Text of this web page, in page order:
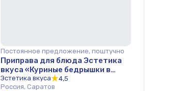
Постоянное предложение, поштучно
Приправа для блюда Эстетика
вкуса «Куриные бедрышки в
медовом соусе» 30 г ОПТ
Эстетика вкуса
4,5
Россия, Саратов